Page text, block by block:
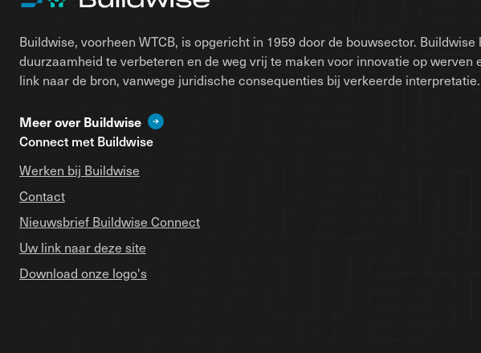
Buildwise, voorheen WTCB, is opgericht in 1959 door de bouwsector.
duurzaamheid te verbeteren en de weg vrij te maken voor innovatie op
link naar de bron, vanwege juridische consequenties bij verkeerde interpretatie.
Meer over Buildwise
Connect met Buildwise
Werken bij Buildwise
Contact
Nieuwsbrief Buildwise Connect
Uw link naar deze site
Download onze logo's